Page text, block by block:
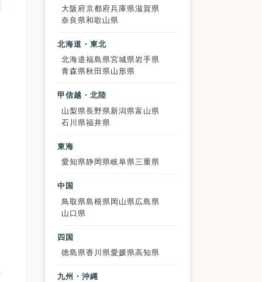
大阪府京都府兵庫県滋賀県
奈良県和歌山県
北海道・東北
北海道福島県宮城県岩手県
青森県秋田県山形県
甲信越・北陸
山梨県長野県 新潟県富山県
石川県福井県
東海
愛知県静岡県岐阜県三重県
中国
鳥取県島根県 岡山県 広島県
山口県
四国
徳島県香川県愛媛県高知県
九州・沖縄